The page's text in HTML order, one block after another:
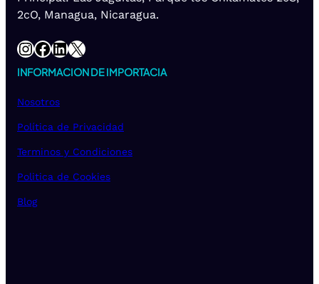
2cO, Managua, Nicaragua.
InstagramFacebook LinkedIn X
INFORMACION DE IMPORTACIA
Nosotros
Política de Privacidad
Terminos y Condiciones
Politica de Cookies
Blog